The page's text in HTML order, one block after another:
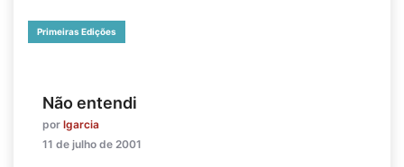
Primeiras Edições
Não entendi
por lgarcia
11 de julho de 2001